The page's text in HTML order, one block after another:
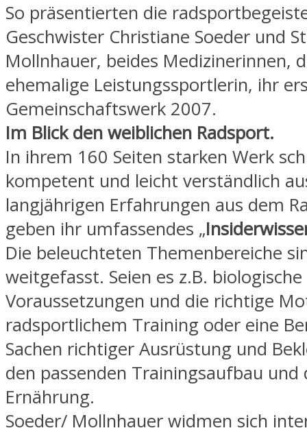
So präsentierten die
Geschwister Christiane Soeder und
Mollnhauer, beides Medizinerinnen,
ehemalige Leistungssportlerin, ihr
Gemeinschaftswerk 2007.
Im Blick den weiblichen Radsport.
In ihrem 160 Seiten starken Werk
kompetent und leicht verständlich
langjährigen Erfahrungen aus dem
geben ihr umfassendes „
Die beleuchteten Themenbereiche
weitgefasst. Seien es z.B. biologische
Voraussetzungen und die richtige
radsportlichem Training oder eine
Sachen richtiger Ausrüstung und
den passenden Trainingsaufbau und
Ernährung.
Soeder/ Mollnhauer widmen sich